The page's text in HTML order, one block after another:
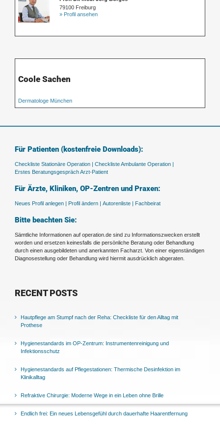
79100 Freiburg
» Profil ansehen
Coole Sachen
Dermatologe München
Für Patienten (kostenfreie Downloads):
Checkliste Stationäre Operation | Checkliste Ambulante Operation |
Erstes Beratungsgespräch Arzt-Patient
Für Ärzte, Kliniken, OP-Zentren und Praxen:
Neues Profil anlegen | Profil ändern | Autorenliste | Fachbeirat
Bitte beachten Sie:
Sämtliche Informationen auf operation.de sind zu Informationszwecken erstellt
worden und ersetzen keinesfalls die persönliche Beratung oder Behandlung
durch einen ausgebildeten und anerkannten Facharzt. Von einer eigenständigen
Diagnosestellung oder Behandlung wird hiermit ausdrücklich abgeraten.
RECENT POSTS
Hautpflege am Stumpf nach der Reha: Checkliste für den Alltag mit
Prothese
Hygienestandards im OP-Zentrum: Instrumentenreinigung und
Infektionsschutz
Hygienestandards auf Pflegestationen: Thermische Desinfektion im
Klinikalltag
Refraktive Chirurgie: Moderne Wege in ein Leben ohne Brille
Endlich frei: Ein neues Lebensgefühl durch dauerhafte Haarentfernung